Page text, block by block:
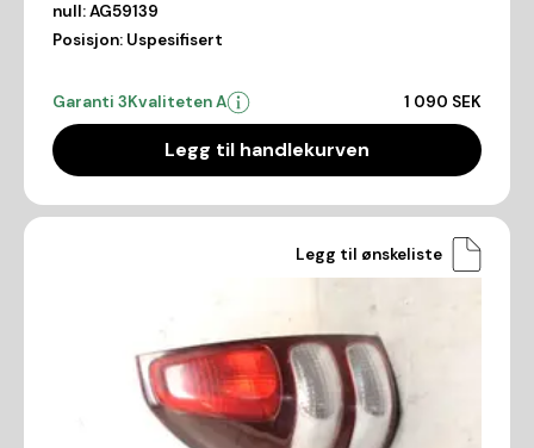
null:AG59139
Posisjon: Uspesifisert
Garanti 3Kvaliteten A 1 090 SEK
Legg til handlekurven
Legg til ønskeliste